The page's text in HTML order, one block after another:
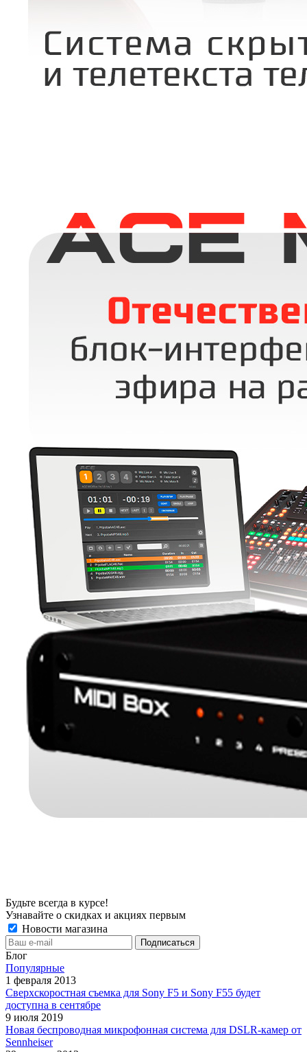
Будьте всегда в курсе!
Узнавайте о скидках и акциях первым
Новости магазина
Блог
Популярные
1 февраля 2013
Сверхскоростная съемка для Sony F5 и Sony F55 будет
доступна в сентябре
9 июля 2019
Новая беспроводная микрофонная система для DSLR-камер от
Sennheiser